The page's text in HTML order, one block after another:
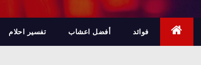
فوائد أفضل اعشاب تفسير احلام